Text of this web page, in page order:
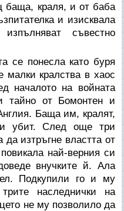
баща, краля, и от баба
и изисквала
съвестно
се понесла като буря
малки кралства в хаос
началото на войната
тайно от Бомонтен и
Баща им, кралят,
убит. След още три
да изтръгне властта от
най-верния си
внучките й. Ала
Подкупили го и му
наследнички на
не му позволило да